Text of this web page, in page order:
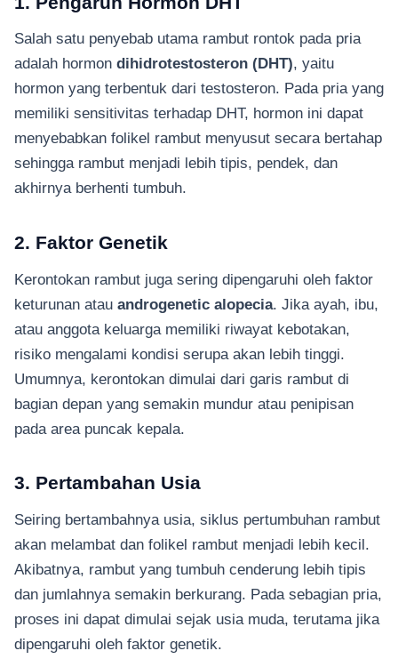
Salah satu penyebab utama rambut rontok pada pria
adalah hormon dihidrotestosteron (DHT), yaitu
hormon yang terbentuk dari testosteron. Pada pria yang
memiliki sensitivitas terhadap DHT, hormon ini dapat
menyebabkan folikel rambut menyusut secara bertahap
sehingga rambut menjadi lebih tipis, pendek, dan
akhirnya berhenti tumbuh.
2. Faktor Genetik
Kerontokan rambut juga sering dipengaruhi oleh faktor
keturunan atau androgenetic alopecia. Jika ayah, ibu,
atau anggota keluarga memiliki riwayat kebotakan,
risiko mengalami kondisi serupa akan lebih tinggi.
Umumnya, kerontokan dimulai dari garis rambut di
bagian depan yang semakin mundur atau penipisan
pada area puncak kepala.
3. Pertambahan Usia
Seiring bertambahnya usia, siklus pertumbuhan rambut
akan melambat dan folikel rambut menjadi lebih kecil.
Akibatnya, rambut yang tumbuh cenderung lebih tipis
dan jumlahnya semakin berkurang. Pada sebagian pria,
proses ini dapat dimulai sejak usia muda, terutama jika
dipengaruhi oleh faktor genetik.